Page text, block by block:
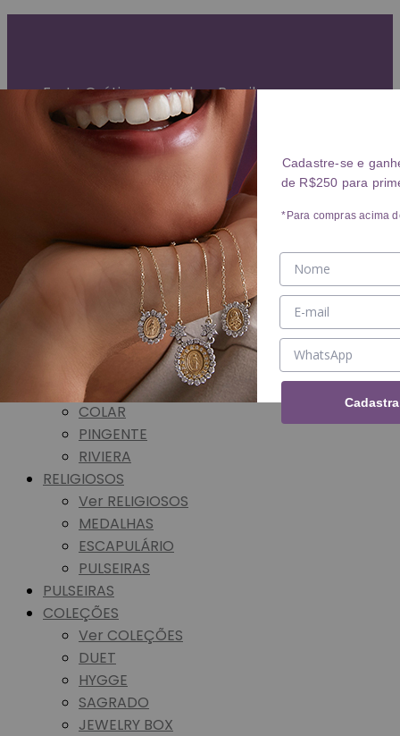
Frete Grátis para todo o Brasil
ALIANÇA
BRINCOS
Ver BRINCOS
ARGOLA
PIERCING
COLARES
Ver COLARES
COLAR
PINGENTE
RIVIERA
RELIGIOSOS
Ver RELIGIOSOS
MEDALHAS
ESCAPULÁRIO
PULSEIRAS
PULSEIRAS
COLEÇÕES
Ver COLEÇÕES
DUET
HYGGE
SAGRADO
JEWELRY BOX
Cadastre-se e
de R$250 para
*Para compras acima